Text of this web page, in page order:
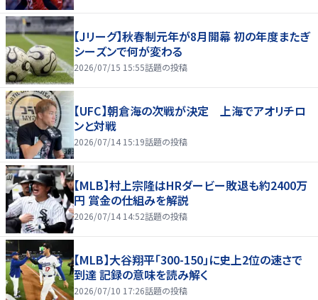
【Jリーグ】秋春制元年が8月開幕 初の年度またぎ
シーズンで何が変わる
2026/07/15 15:55話題の投稿
【UFC】朝倉海の次戦が決定 上海でアオリチロ
ンと対戦
2026/07/14 15:19話題の投稿
【MLB】村上宗隆はHRダービー敗退も約2400万
円 賞金の仕組みを解説
2026/07/14 14:52話題の投稿
【MLB】大谷翔平「300-150」に史上2位の速さで
到達 記録の意味を読み解く
2026/07/10 17:26話題の投稿